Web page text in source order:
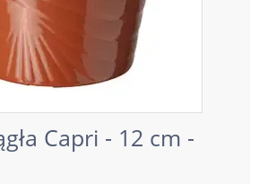
Capri - 12 cm -